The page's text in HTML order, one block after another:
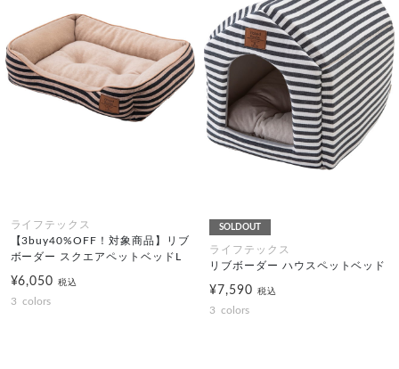
ライフテックス
【3buy40%OFF！対象商品】リブ
ボーダー スクエアペットベッドL
¥6,050税込
3 colors
SOLDOUT
ライフテックス
リブボーダー ハウスペットベッド
¥7,590 税込
3 colors